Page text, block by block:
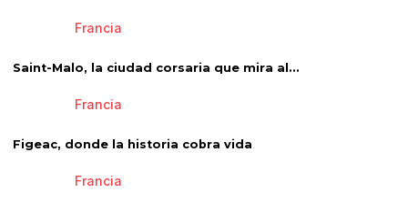
Francia
Saint-Malo, la ciudad corsaria que mira al...
Francia
Figeac, donde la historia cobra vida
Francia